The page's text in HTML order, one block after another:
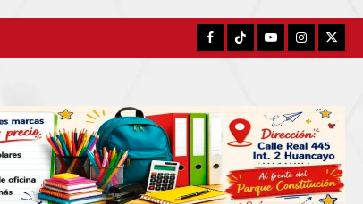
FacebookTikTokYouTubeInstagram
X